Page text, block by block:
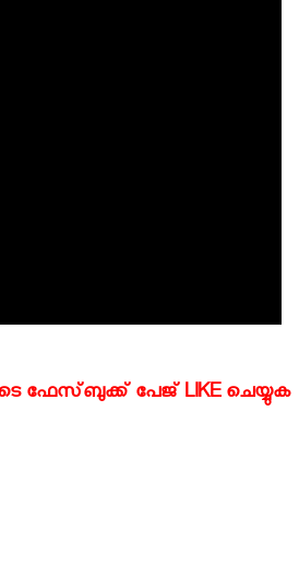
ഫേസ്‌ബുക്ക്‌ പേജ് LIKE ചെയ്യുക